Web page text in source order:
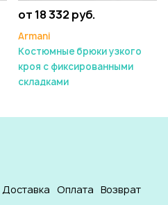
от 18 332 руб.
Armani
Костюмные брюки узкого
кроя с фиксированными
складками
Доставка Оплата Возврат